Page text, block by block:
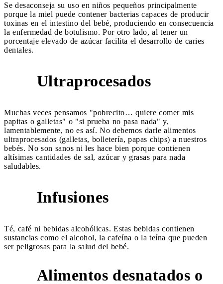
Se desaconseja su uso en niños pequeños principalmente
porque la miel puede contener bacterias capaces de producir
toxinas en el intestino del bebé, produciendo en consecuencia
la enfermedad de botulismo. Por otro lado, al tener un
porcentaje elevado de azúcar facilita el desarrollo de caries
dentales.
Ultraprocesados
Muchas veces pensamos "pobrecito… quiere comer mis
papitas o galletas" o "si prueba no pasa nada" y,
lamentablemente, no es así. No debemos darle alimentos
ultraprocesados (galletas, bolletería, papas chips) a nuestros
bebés. No son sanos ni les hace bien porque contienen
altísimas cantidades de sal, azúcar y grasas para nada
saludables.
Infusiones
Té, café ni bebidas alcohólicas. Estas bebidas contienen
sustancias como el alcohol, la cafeína o la teína que pueden
ser peligrosas para la salud del bebé.
Alimentos desnatados o